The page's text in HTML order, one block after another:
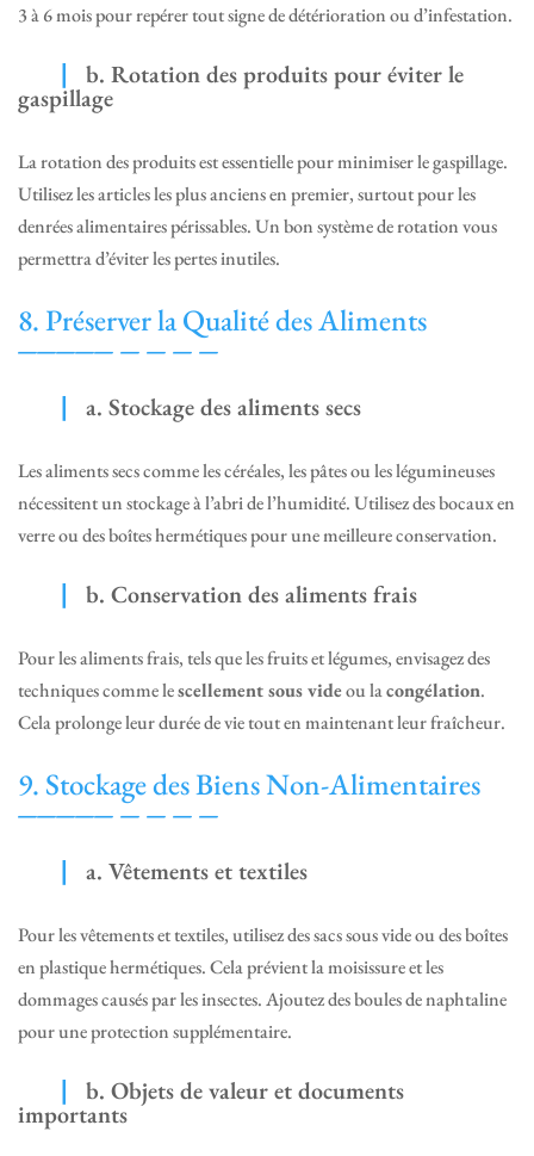
3 à 6 mois pour repérer tout signe de détérioration ou d’infestation.
b. Rotation des produits pour éviter le
gaspillage
La rotation des produits est essentielle pour minimiser le gaspillage.
Utilisez les articles les plus anciens en premier, surtout pour les
denrées alimentaires périssables. Un bon système de rotation vous
permettra d’éviter les pertes inutiles.
8. Préserver la Qualité des Aliments
a. Stockage des aliments secs
Les aliments secs comme les céréales, les pâtes ou les légumineuses
nécessitent un stockage à l’abri de l’humidité. Utilisez des bocaux en
verre ou des boîtes hermétiques pour une meilleure conservation.
b. Conservation des aliments frais
Pour les aliments frais, tels que les fruits et légumes, envisagez des
techniques comme lescellement sous videou lacongélation.
Cela prolonge leur durée de vie tout en maintenant leur fraîcheur.
9. Stockage des Biens Non-Alimentaires
a. Vêtements et textiles
Pour les vêtements et textiles, utilisez des sacs sous vide ou des boîtes
en plastique hermétiques. Cela prévient la moisissure et les
dommages causés par les insectes. Ajoutez des boules de naphtaline
pour une protection supplémentaire.
b. Objets de valeur et documents
importants